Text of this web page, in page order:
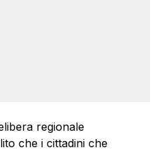
regionale
che i cittadini che